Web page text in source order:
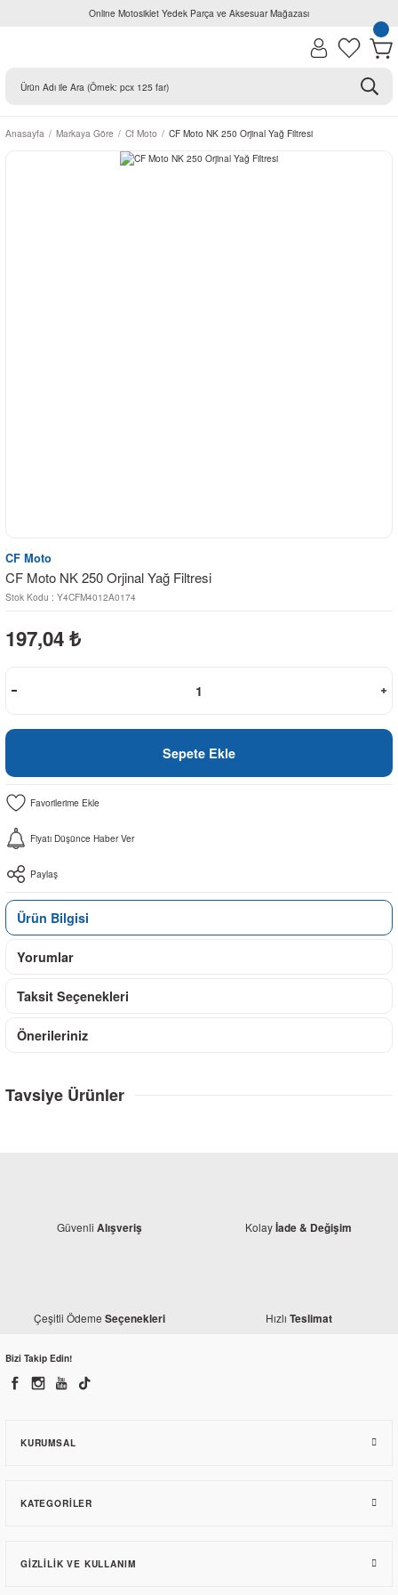
Online Motosiklet Yedek Parça ve Aksesuar Mağazası
Anasayfa Markaya Göre Cf Moto CF Moto NK 250 Orjinal Yağ Filtresi
CF Moto
CF Moto NK 250 Orjinal Yağ Filtresi
Stok Kodu : Y4CFM4012A0174
197,04 ₺
Sepete Ekle
Fiyatı Düşünce Haber Ver
Paylaş
Ürün Bilgisi
Yorumlar
Taksit Seçenekleri
Önerileriniz
Tavsiye Ürünler
CF Moto NK 250 İridyum Buji NGK
762,00 TL
Güvenli Alışveriş Kolayİade & Değişim
Çeşitli Ödeme Seçenekleri Hızlı Teslimat
Bizi Takip Edin!
KURUMSAL
KATEGORILER
GIZLILIK VE KULLANIM